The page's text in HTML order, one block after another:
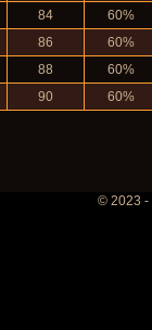
84
60%
86
60%
88
60%
90 60%
© 2023 -